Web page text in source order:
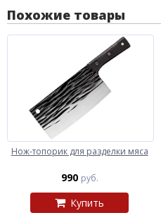
Похожие товары
Нож-топорик для разделки мяса
990 руб.
Купить